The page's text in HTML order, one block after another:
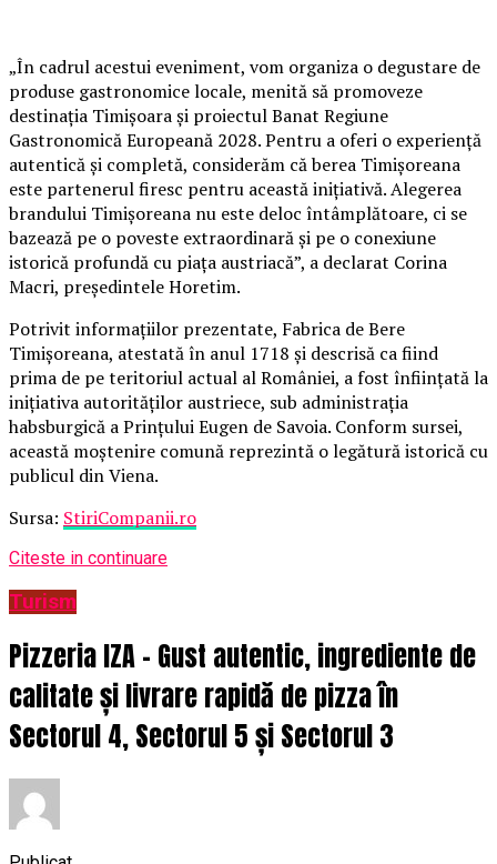
„În cadrul acestui eveniment, vom organiza o degustare de
produse gastronomice locale, menită să promoveze
destinația Timișoara și proiectul Banat Regiune
Gastronomică Europeană 2028. Pentru a oferi o experiență
autentică și completă, considerăm că berea Timișoreana
este partenerul firesc pentru această inițiativă. Alegerea
brandului Timișoreana nu este deloc întâmplătoare, ci se
bazează pe o poveste extraordinară și pe o conexiune
istorică profundă cu piața austriacă”, a declarat Corina
Macri, președintele Horetim.
Potrivit informațiilor prezentate, Fabrica de Bere
Timișoreana, atestată în anul 1718 și descrisă ca fiind
prima de pe teritoriul actual al României, a fost înființată la
inițiativa autorităților austriece, sub administrația
habsburgică a Prințului Eugen de Savoia. Conform sursei,
această moștenire comună reprezintă o legătură istorică cu
publicul din Viena.
Sursa: StiriCompanii.ro
Citeste in continuare
Turism
Pizzeria IZA – Gust autentic, ingrediente de
calitate și livrare rapidă de pizza în
Sectorul 4, Sectorul 5 și Sectorul 3